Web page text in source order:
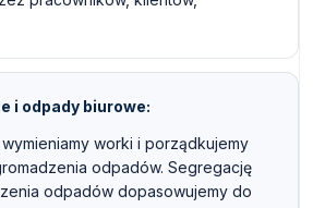
i odpady biurowe
worki i porządkujemy
odpadów. Segregację
odpadów dopasowujemy do